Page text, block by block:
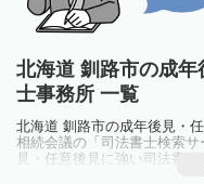
北海道 釧路市の成
士事務所 一覧
北海道 釧路市の成年後見・
相続会議の「司法書士検索
見・任意後見に強い司法書
のトラブルやお悩みを抱え